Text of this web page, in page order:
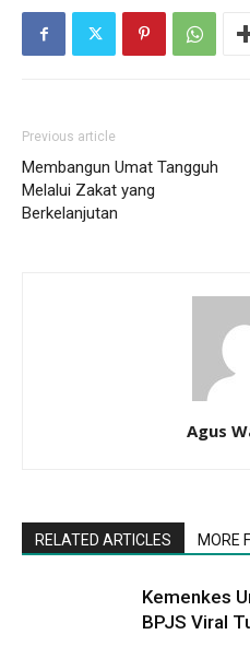
Previous article
Membangun Umat Tangguh
Melalui Zakat yang
Berkelanjutan
Agus
RELATED ARTICLES MORE
Kemenkes
BPJS Viral